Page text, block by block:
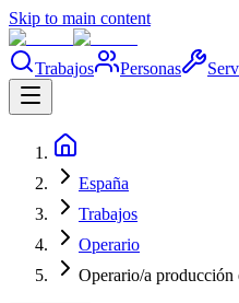
Skip to main content
Trabajos Personas
España
Trabajos
Operario
Operario/a producción